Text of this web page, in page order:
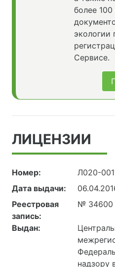
более
экологии
Сервисе.
ЛИЦЕНЗИИ
Номер:
Л020-
Дата выдачи:
Реестровая
запись:
№ 34600
Выдан:
надзору